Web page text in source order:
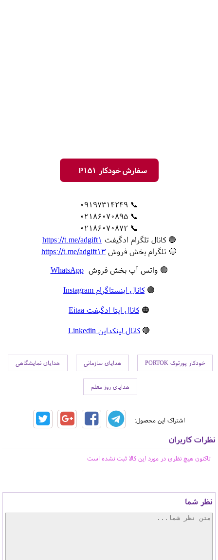
سفارش خودکار P151
📞 09197314249
📞 02186070895
📞 02186070872
🔵 کانال تلگرام ادگیفت https://t.me/adgift1
🔵 تلگرام بخش فروش https://t.me/adgift13
🟢 واتس آپ بخش فروشWhatsApp
🟣 کانال اینستاگرام Instagram
🟠 کانال ایتا ادگیفت Eitaa
🔴 کانال لینکداین Linkedin
خودکار پورتوک PORTOK هدایای سازمانی هدایای نمایشگاهی
هدایای روز معلم
اشتراک این محصول:
نظرات کاربران
تاکنون هیچ نظری در مورد این کالا ثبت نشده است
نظر شما